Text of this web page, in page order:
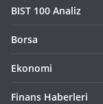
BIST 100 Analiz
Borsa
Ekonomi
Finans Haberleri